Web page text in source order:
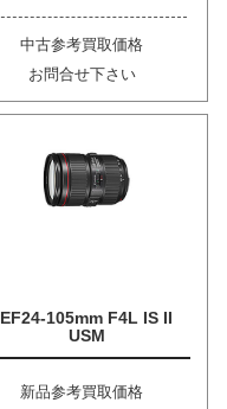
中古参考買取価格
お問合せ下さい
EF24-105mm F4L IS II
USM
新品参考買取価格